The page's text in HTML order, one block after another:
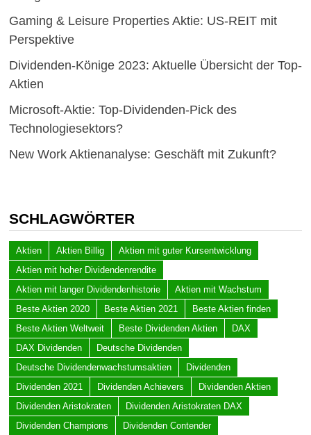
Gaming & Leisure Properties Aktie: US-REIT mit
Perspektive
Dividenden-Könige 2023: Aktuelle Übersicht der Top-
Aktien
Microsoft-Aktie: Top-Dividenden-Pick des
Technologiesektors?
New Work Aktienanalyse: Geschäft mit Zukunft?
SCHLAGWÖRTER
Aktien Aktien Billig
Aktien mit guter Kursentwicklung
Aktien mit hoher Dividendenrendite
Aktien mit langer Dividendenhistorie
Aktien mit Wachstum
Beste Aktien 2020
Beste Aktien 2021
Beste Aktien finden
Beste Aktien Weltweit
Beste Dividenden Aktien
DAX
DAX Dividenden
Deutsche Dividenden
Deutsche Dividendenwachstumsaktien
Dividenden
Dividenden 2021
Dividenden Achievers
Dividenden Aktien
Dividenden Aristokraten
Dividenden Aristokraten DAX
Dividenden Champions
Dividenden Contender